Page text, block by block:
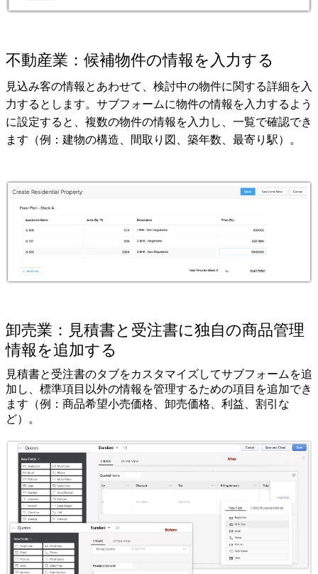
不動産業：候補物件の情報を入力する
見込み客の情報とあわせて、検討中の物件に関する詳細を入
力するとします。サブフォームに物件の情報を入力するよう
に設定すると、複数の物件の情報を入力し、一覧で確認でき
ます（例：建物の構造、間取り図、築年数、最寄り駅）。
卸売業：見積書と受注書に独自の商品管理
情報を追加する
見積書と受注書のタブをカスタマイズしてサブフォームを追
加し、標準項目以外の情報を管理するための項目を追加でき
ます（例：商品希望小売価格、卸売価格、利益、割引な
ど）。